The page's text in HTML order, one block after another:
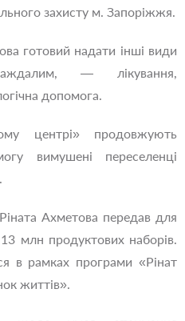
захисту м. Запоріжжя.
готовий надати інші види
— лікування,
допомога.
центрі» продовжують
вимушені переселенці
Ахметова передав для
млн продуктових наборів.
в рамках програми «Рінат
життів».